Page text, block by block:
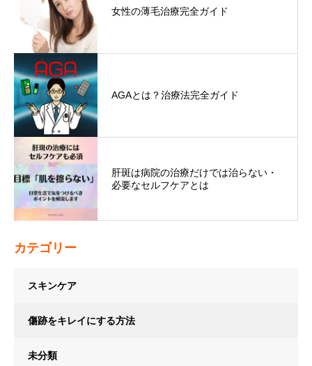
女性の薄毛治療完全ガイド
AGAとは？治療法完全ガイド
肝斑は病院の治療だけでは治らない・
必要なセルフケアとは
カテゴリー
スキンケア
傷跡をキレイにする方法
未分類